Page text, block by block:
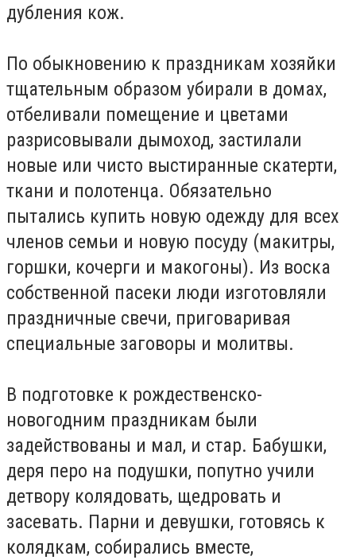
дубления кож.
По обыкновению к праздникам хозяйки
тщательным образом убирали в домах,
отбеливали помещение и цветами
разрисовывали дымоход, застилали
новые или чисто выстиранные скатерти,
ткани и полотенца. Обязательно
пытались купить новую одежду для всех
членов семьи и новую посуду (макитры,
горшки, кочерги и макогоны). Из воска
собственной пасеки люди изготовляли
праздничные свечи, приговаривая
специальные заговоры и молитвы.
В подготовке к рождественско-
новогодним праздникам были
задействованы и мал, и стар. Бабушки,
деря перо на подушки, попутно учили
детвору колядовать, щедровать и
засевать. Парни и девушки, готовясь к
колядкам, собирались вместе,